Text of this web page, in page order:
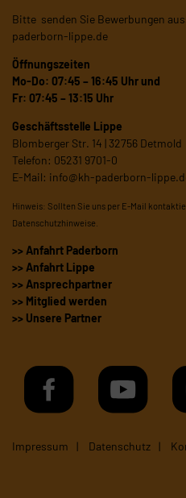
Bitte senden Sie Bewerbungen
paderborn-lippe.de
Öffnungszeiten
Mo-Do: 07:45 – 16:45 Uhr und
Fr: 07:45 – 13:15 Uhr
Geschäftsstelle Lippe
Blomberger Str. 14 | 32756 Detmold
Telefon: 05231 9701-0
E-Mail: info@kh-paderborn-
Hinweis: Sollten Sie uns per E-Mail
Datenschutzhinweise
>> Anfahrt Paderborn
>> Anfahrt Lippe
>> Ansprechpartner
>> Mitglied werden
>> Unsere Partner
Impressum Datenschutz